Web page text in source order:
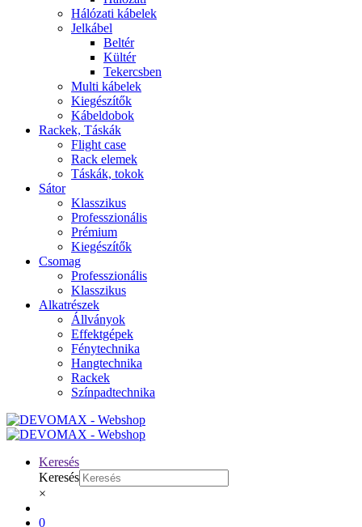
Hálózati kábelek
Jelkábel
Beltér
Kültér
Tekercsben
Multi kábelek
Kiegészítők
Kábeldobok
Rackek, Táskák
Flight case
Rack elemek
Táskák, tokok
Sátor
Klasszikus
Professzionális
Prémium
Kiegészítők
Csomag
Professzionális
Klasszikus
Alkatrészek
Állványok
Effektgépek
Fénytechnika
Hangtechnika
Rackek
Színpadtechnika
Keresés
Keresés
×
0